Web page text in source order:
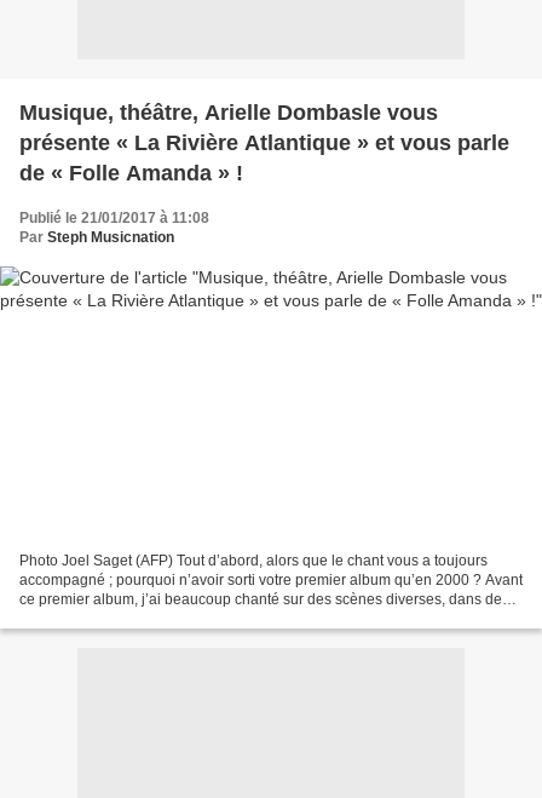
Musique, théâtre, Arielle Dombasle vous
présente « La Rivière Atlantique » et vous parle
de « Folle Amanda » !
Publié le 21/01/2017 à 11:08
Par Steph Musicnation
Photo Joel Saget (AFP) Tout d’abord, alors que le chant vous a toujours
accompagné ; pourquoi n’avoir sorti votre premier album qu’en 2000 ? Avant
ce premier album, j’ai beaucoup chanté sur des scènes diverses, dans des